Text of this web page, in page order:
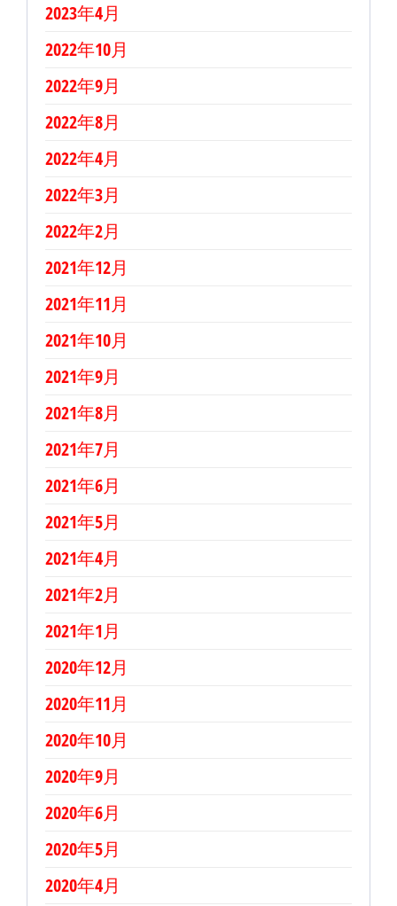
2023年4月
2022年10月
2022年9月
2022年8月
2022年4月
2022年3月
2022年2月
2021年12月
2021年11月
2021年10月
2021年9月
2021年8月
2021年7月
2021年6月
2021年5月
2021年4月
2021年2月
2021年1月
2020年12月
2020年11月
2020年10月
2020年9月
2020年6月
2020年5月
2020年4月